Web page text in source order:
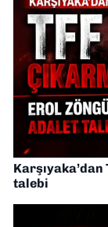
talebi